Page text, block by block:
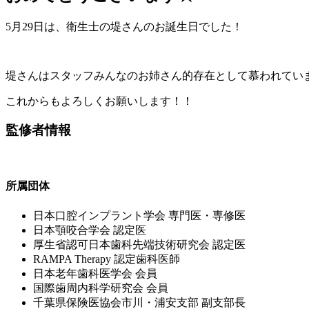
5月29日は、衛生士の堤さんのお誕生日でした！
堤さんはスタッフみんなのお姉さん的存在として慕われてい
これからもよろしくお願いします！！
監修者情報
所属団体
⽇本⼝腔インプラント学会 専⾨医・専修医
⽇本顎咬合学会 認定医
厚⽣省認可⽇本⻭科先端技術研究会 認定医
RAMPA Therapy 認定⻭科医師
⽇本⽼年⻭科医学会 会員
国際⻭周内科学研究会 会員
千葉県保険医協会市川・浦安⽀部 副⽀部⻑